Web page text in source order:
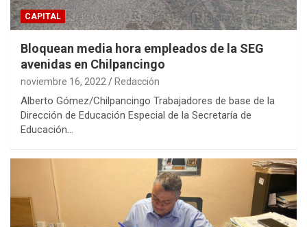
CAPITAL
Bloquean media hora empleados de la SEG
avenidas en Chilpancingo
noviembre 16, 2022 Redacción
Alberto Gómez/Chilpancingo Trabajadores de base de la
Dirección de Educación Especial de la Secretaría de
Educación…